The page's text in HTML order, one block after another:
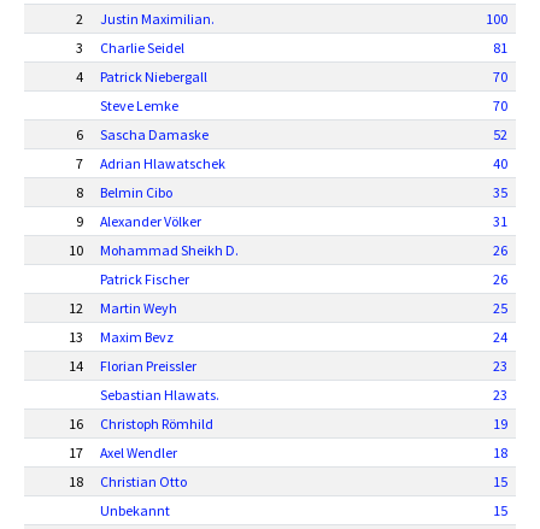
2
Justin Maximilian.
100
3
Charlie Seidel
81
4
Patrick Niebergall
70
Steve Lemke
70
6
Sascha Damaske
52
7
Adrian Hlawatschek
40
8
Belmin Cibo
35
9
Alexander Völker
31
10
Mohammad Sheikh D.
26
Patrick Fischer
26
12
Martin Weyh
25
13
Maxim Bevz
24
14
Florian Preissler
23
Sebastian Hlawats.
23
16
Christoph Römhild
19
17
Axel Wendler
18
18
Christian Otto
15
Unbekannt
15